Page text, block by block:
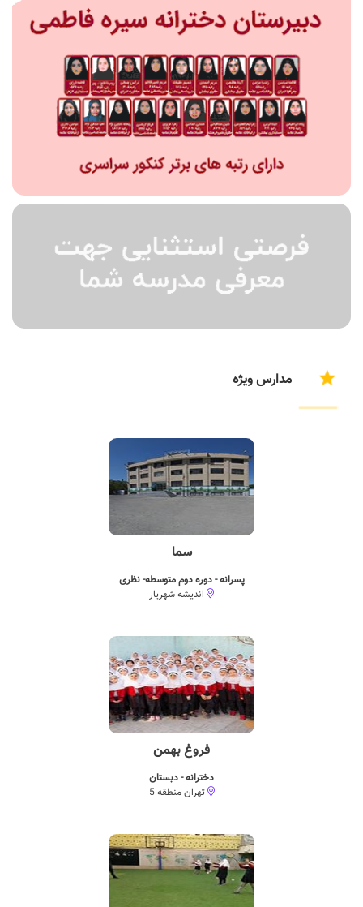
مدارس ویژه
سما
پسرانه - دوره دوم متوسطه- نظری
اندیشه شهریار
فروغ بهمن
دخترانه - دبستان
تهران منطقه 5